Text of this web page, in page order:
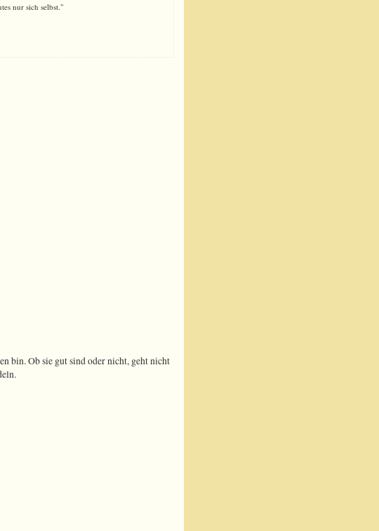
nur sich selbst."
bin. Ob sie gut sind oder nicht, geht nicht